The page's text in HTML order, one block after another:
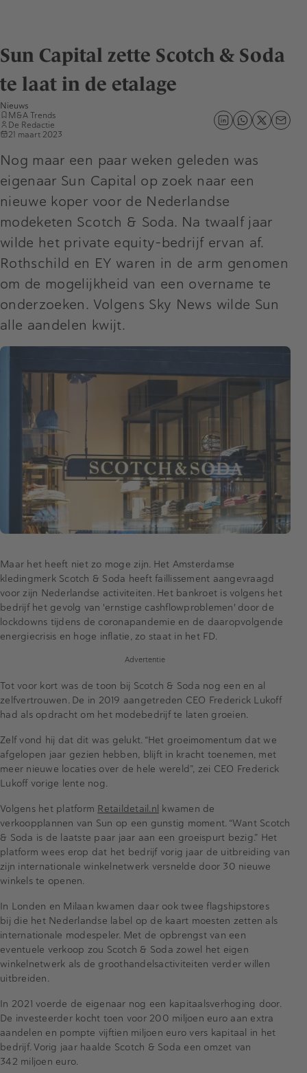
Sun Capital zette Scotch & Soda
te laat in de etalage
Nieuws
M&A Trends
De Redactie
21 maart 2023
Nog maar een paar weken geleden was
eigenaar Sun Capital op zoek naar een
nieuwe koper voor de Nederlandse
modeketen Scotch & Soda. Na twaalf jaar
wilde het private equity-bedrijf ervan af.
Rothschild en EY waren in de arm genomen
om de mogelijkheid van een overname te
onderzoeken. Volgens Sky News wilde Sun
alle aandelen kwijt.
Maar het heeft niet zo moge zijn. Het Amsterdamse
kledingmerk Scotch & Soda heeft faillissement aangevraagd
voor zijn Nederlandse activiteiten. Het bankroet is volgens het
bedrijf het gevolg van 'ernstige cashflowproblemen' door de
lockdowns tijdens de coronapandemie en de daaropvolgende
energiecrisis en hoge inflatie, zo staat in het FD.
Advertentie
Tot voor kort was de toon bij Scotch & Soda nog een en al
zelfvertrouwen. De in 2019 aangetreden CEO Frederick Lukoff
had als opdracht om het modebedrijf te laten groeien.
Zelf vond hij dat dit was gelukt. “Het groeimomentum dat we
afgelopen jaar gezien hebben, blijft in kracht toenemen, met
meer nieuwe locaties over de hele wereld”, zei CEO Frederick
Lukoff vorige lente nog.
Volgens het platform Retaildetail.nl kwamen de
verkoopplannen van Sun op een gunstig moment. “Want Scotch
& Soda is de laatste paar jaar aan een groeispurt bezig.” Het
platform wees erop dat het bedrijf vorig jaar de uitbreiding van
zijn internationale winkelnetwerk versnelde door 30 nieuwe
winkels te openen.
In Londen en Milaan kwamen daar ook twee flagshipstores
bij die het Nederlandse label op de kaart moesten zetten als
internationale modespeler. Met de opbrengst van een
eventuele verkoop zou Scotch & Soda zowel het eigen
winkelnetwerk als de groothandelsactiviteiten verder willen
uitbreiden.
In 2021 voerde de eigenaar nog een kapitaalsverhoging door.
De investeerder kocht toen voor 200 miljoen euro aan extra
aandelen en pompte vijftien miljoen euro vers kapitaal in het
bedrijf. Vorig jaar haalde Scotch & Soda een omzet van
342 miljoen euro.